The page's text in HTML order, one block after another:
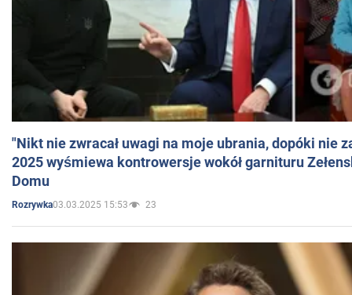
"Nikt nie zwracał uwagi na moje ubrania, dopóki nie
2025 wyśmiewa kontrowersje wokół garnituru
Domu
Rozrywka03.03.2025 15:53 23